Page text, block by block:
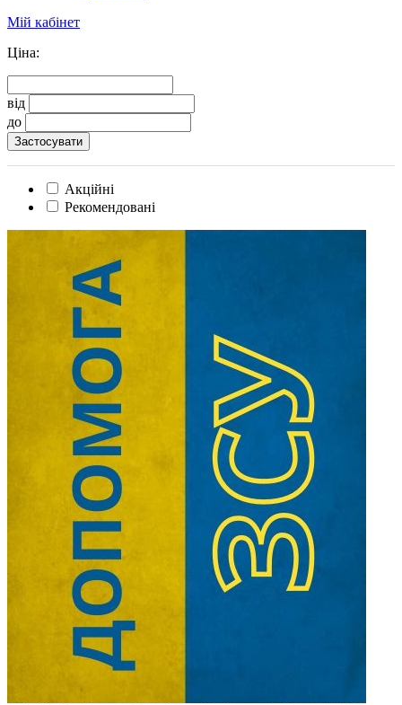
Мій кабінет
Ціна:
від
до
Акційні
Рекомендовані